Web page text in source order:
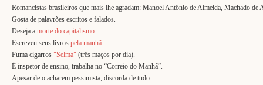
Romancistas brasileiros que mais lhe agradam: Manoel Antônio de Almeida, Machado
Gosta de palavrões escritos e falados.
Deseja a morte do capitalismo.
Escreveu seus livros pela manhã.
Fuma cigarros "Selma" (três maços por dia).
É inspetor de ensino, trabalha no “Correio do Manhã”.
Apesar de o acharem pessimista, discorda de tudo.